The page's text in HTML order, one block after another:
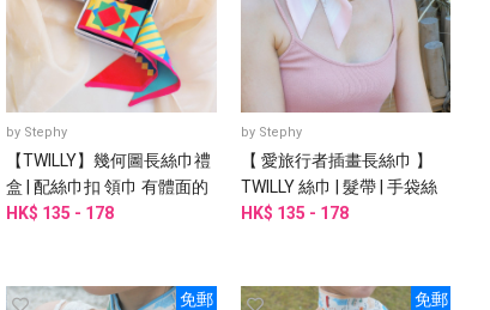
by Stephy
【TWILLY】幾何圖長絲巾禮
盒 | 配絲巾扣 領巾 有體面的
聖誕交換禮物
HK$ 135 - 178
by Stephy
【 愛旅行者插畫長絲巾 】
TWILLY 絲巾 | 髮帶 | 手袋絲
巾
HK$ 135 - 178
免郵 免郵